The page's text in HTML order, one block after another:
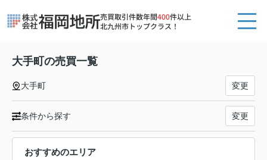
売買取引件数年間400件以上
北九州市トップクラス！
大手町の売買一覧
大手町 変更
条件から探す 変更
おすすめのエリア